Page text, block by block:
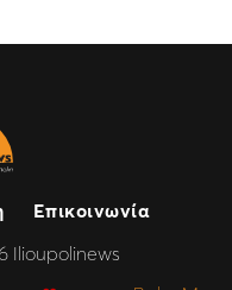
Επικοινωνία
Ilioupolinews